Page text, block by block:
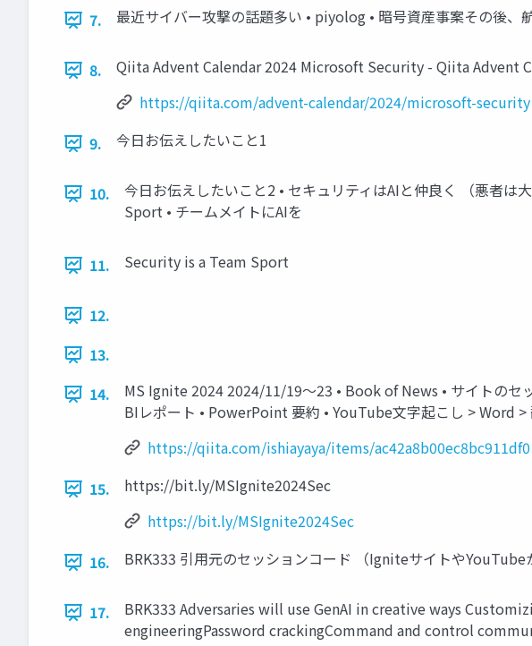
7. 最近サイバー攻撃の話題多い • piyolog • 暗号資産事案その後、
8.
Qiita Advent Calendar 2024 Microsoft Security - Qiita Advent
https://qiita.com/advent-calendar/2024/microsoft-security
9.
今日お伝えしたいこと1
10.
今日お伝えしたいこと2 • セキュリティはAIと仲良く （悪者
Sport • チームメイトにAIを
11. Security is a Team Sport
12.
13.
14.
MS Ignite 2024 2024/11/19～23 • Book of News • サイトのセ
BIレポート • PowerPoint 要約 • YouTube文字起こし > Word
https://qiita.com/ishiayaya/items/ac42a8b00ec8bc911df0
15.
https://bit.ly/MSIgnite2024Sec
https://bit.ly/MSIgnite2024Sec
16.
BRK333 引用元のセッションコード （Igniteサイトや
17.
BRK333 Adversaries will use GenAI in creative ways
engineering​ Password cracking​ Command and control